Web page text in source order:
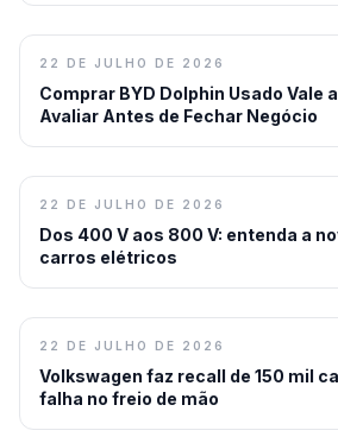
22 DE JULHO DE 2026
Comprar BYD Dolphin Usado Vale
Avaliar Antes de Fechar Negócio
22 DE JULHO DE 2026
Dos 400 V aos 800 V: entenda a
carros elétricos
22 DE JULHO DE 2026
Volkswagen faz recall de 150 mil
falha no freio de mão